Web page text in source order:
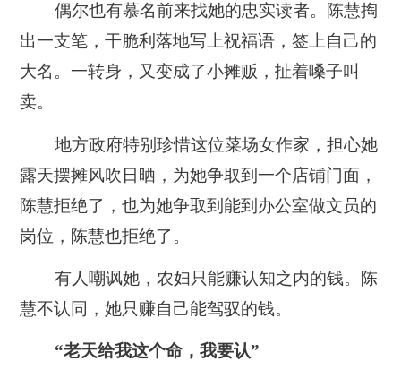
偶尔也有慕名前来找她的忠实读者。陈慧掏
出一支笔，干脆利落地写上祝福语，签上自己的
大名。一转身，又变成了小摊贩，扯着嗓子叫
卖。
地方政府特别珍惜这位菜场女作家，担心她
露天摆摊风吹日晒，为她争取到一个店铺门面，
陈慧拒绝了，也为她争取到能到办公室做文员的
岗位，陈慧也拒绝了。
有人嘲讽她，农妇只能赚认知之内的钱。
陈
慧不认同，她只赚自己能驾驭的钱。
“老天给我这个命，我要认”